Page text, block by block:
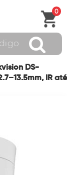
0
DS-
IR até